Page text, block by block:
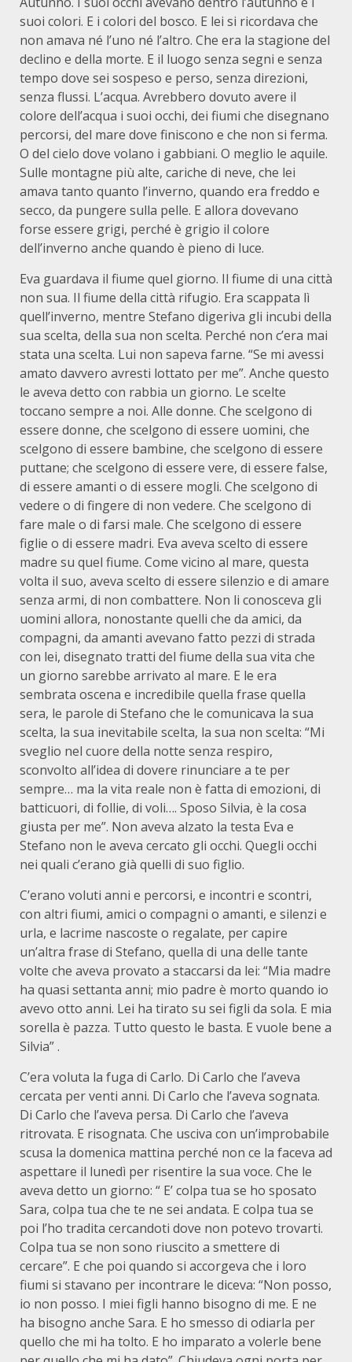
suoi colori. E i colori del bosco. E lei si ricordava che
non amava né l’uno né l’altro. Che era la stagione del
declino e della morte. E il luogo senza segni e senza
tempo dove sei sospeso e perso, senza direzioni,
senza flussi. L’acqua. Avrebbero dovuto avere il
colore dell’acqua i suoi occhi, dei fiumi che disegnano
percorsi, del mare dove finiscono e che non si ferma.
O del cielo dove volano i gabbiani. O meglio le aquile.
Sulle montagne più alte, cariche di neve, che lei
amava tanto quanto l’inverno, quando era freddo e
secco, da pungere sulla pelle. E allora dovevano
forse essere grigi, perché è grigio il colore
dell’inverno anche quando è pieno di luce.
Eva guardava il fiume quel giorno. Il fiume di una città
non sua. Il fiume della città rifugio. Era scappata lì
quell’inverno, mentre Stefano digeriva gli incubi della
sua scelta, della sua non scelta. Perché non c’era mai
stata una scelta. Lui non sapeva farne. “Se mi avessi
amato davvero avresti lottato per me”. Anche questo
le aveva detto con rabbia un giorno. Le scelte
toccano sempre a noi. Alle donne. Che scelgono di
essere donne, che scelgono di essere uomini, che
scelgono di essere bambine, che scelgono di essere
puttane; che scelgono di essere vere, di essere false,
di essere amanti o di essere mogli. Che scelgono di
vedere o di fingere di non vedere. Che scelgono di
fare male o di farsi male. Che scelgono di essere
figlie o di essere madri. Eva aveva scelto di essere
madre su quel fiume. Come vicino al mare, questa
volta il suo, aveva scelto di essere silenzio e di amare
senza armi, di non combattere. Non li conosceva gli
uomini allora, nonostante quelli che da amici, da
compagni, da amanti avevano fatto pezzi di strada
con lei, disegnato tratti del fiume della sua vita che
un giorno sarebbe arrivato al mare. E le era
sembrata oscena e incredibile quella frase quella
sera, le parole di Stefano che le comunicava la sua
scelta, la sua inevitabile scelta, la sua non scelta: “Mi
sveglio nel cuore della notte senza respiro,
sconvolto all’idea di dovere rinunciare a te per
sempre… ma la vita reale non è fatta di emozioni, di
batticuori, di follie, di voli…. Sposo Silvia, è la cosa
giusta per me”. Non aveva alzato la testa Eva e
Stefano non le aveva cercato gli occhi. Quegli occhi
nei quali c’erano già quelli di suo figlio.
C’erano voluti anni e percorsi, e incontri e scontri,
con altri fiumi, amici o compagni o amanti, e silenzi e
urla, e lacrime nascoste o regalate, per capire
un’altra frase di Stefano, quella di una delle tante
volte che aveva provato a staccarsi da lei: “Mia madre
ha quasi settanta anni; mio padre è morto quando io
avevo otto anni. Lei ha tirato su sei figli da sola. E mia
sorella è pazza. Tutto questo le basta. E vuole bene a
Silvia” .
C’era voluta la fuga di Carlo. Di Carlo che l’aveva
cercata per venti anni. Di Carlo che l’aveva sognata.
Di Carlo che l’aveva persa. Di Carlo che l’aveva
ritrovata. E risognata. Che usciva con un’improbabile
scusa la domenica mattina perché non ce la faceva ad
aspettare il lunedì per risentire la sua voce. Che le
aveva detto un giorno: “ E’ colpa tua se ho sposato
Sara, colpa tua che te ne sei andata. E colpa tua se
poi l’ho tradita cercandoti dove non potevo trovarti.
Colpa tua se non sono riuscito a smettere di
cercare”. E che poi quando si accorgeva che i loro
fiumi si stavano per incontrare le diceva: “Non posso,
io non posso. I miei figli hanno bisogno di me. E ne
ha bisogno anche Sara. E ho smesso di odiarla per
quello che mi ha tolto. E ho imparato a volerle bene